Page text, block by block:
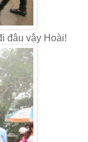
đâu vậy Hoài!